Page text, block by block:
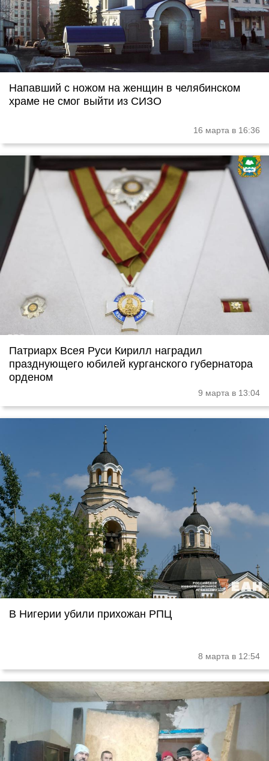
Напавший с ножом на женщин в челябинском
храме не смог выйти из СИЗО
16 марта в 16:36
Патриарх Всея Руси Кирилл наградил
празднующего юбилей курганского губернатора
орденом
9 марта в 13:04
В Нигерии убили прихожан РПЦ
8 марта в 12:54